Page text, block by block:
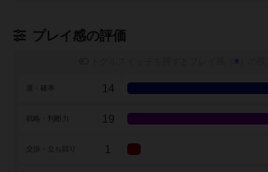
プレイ感の評価
※
14
19
1